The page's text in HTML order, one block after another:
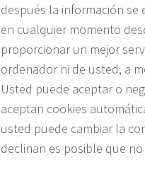
después la información se
en cualquier momento
proporcionar un mejor
ordenador ni de usted, a
Usted puede aceptar o
aceptan cookies
usted puede cambiar la
declinan es posible que